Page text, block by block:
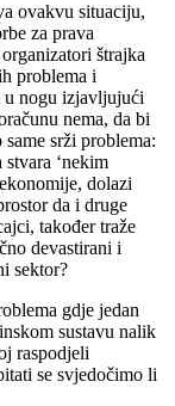
ovakvu situaciju,
za prava
štrajka
problema i
u nogu izjavljujući
nema, da bi
srži problema:
‘nekim
dolazi
da i druge
također traže
devastirani i
sektor?
gdje jedan
sustavu nalik
raspodjeli
se svjedočimo li